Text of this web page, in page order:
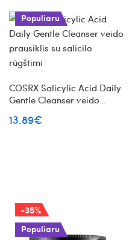
Populiaru
COSRX Salicylic Acid Daily
Gentle Cleanser veido
rūgštimi
13.89€
-35%
Populiaru